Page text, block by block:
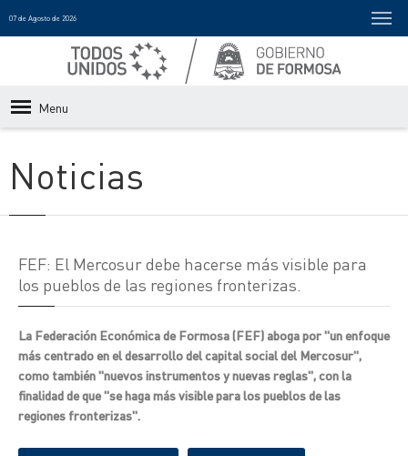
07 de Agosto de 2026
Menu
Noticias
FEF: El Mercosur debe hacerse más visible para
los pueblos de las regiones fronterizas.
La Federación Económica de Formosa (FEF) aboga por "un enfoque
más centrado en el desarrollo del capital social del Mercosur",
como también "nuevos instrumentos y nuevas reglas", con la
finalidad de que "se haga más visible para los pueblos de las
regiones fronterizas".